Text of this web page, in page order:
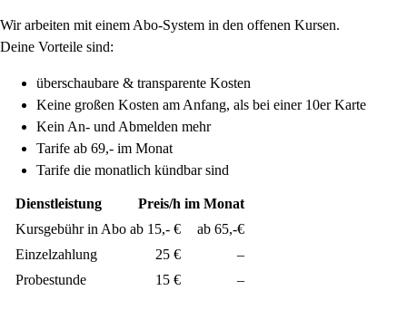
Wir arbeiten mit einem Abo-System in den offenen Kursen.
Deine Vorteile sind:
überschaubare & transparente Kosten
Keine großen Kosten am Anfang, als bei einer 10er Karte
Kein An- und Abmelden mehr
Tarife ab 69,- im Monat
Tarife die monatlich kündbar sind
Dienstleistung Preis/h im Monat
Kursgebühr in Abo ab 15,- €
ab 65,-€
Einzelzahlung
25 €
–
Probestunde
15 € –